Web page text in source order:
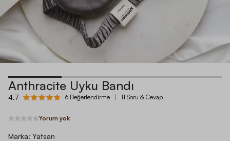
Anthracite Uyku Bandı
4.7 6 Değerlendirme 11 Soru & Cevap
Yorum yok
Marka: Yatsan